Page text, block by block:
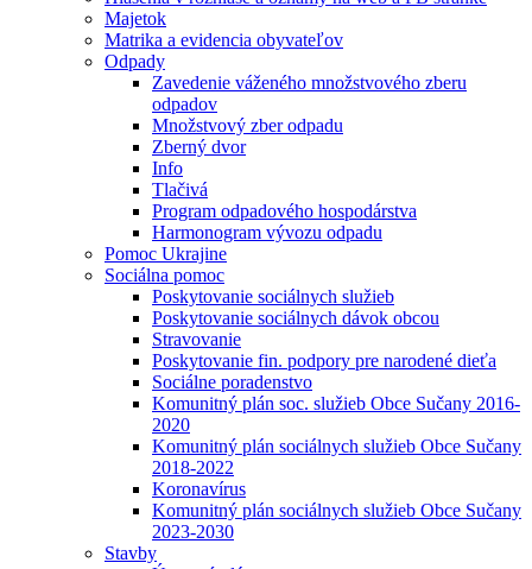
Majetok
Matrika a evidencia obyvateľov
Odpady
Zavedenie váženého množstvového zberu
odpadov
Množstvový zber odpadu
Zberný dvor
Info
Tlačivá
Program odpadového hospodárstva
Harmonogram vývozu odpadu
Pomoc Ukrajine
Sociálna pomoc
Poskytovanie sociálnych služieb
Poskytovanie sociálnych dávok obcou
Stravovanie
Poskytovanie fin. podpory pre narodené dieťa
Sociálne poradenstvo
Komunitný plán soc. služieb Obce Sučany 2016-
2020
Komunitný plán sociálnych služieb Obce Sučany
2018-2022
Koronavírus
Komunitný plán sociálnych služieb Obce Sučany
2023-2030
Stavby